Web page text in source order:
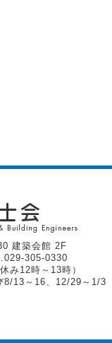
建築会館 2F
305-0330
み12時～13時）
8/13～16、12/29～1/3